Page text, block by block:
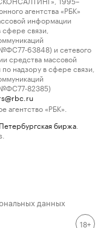
агентства «РБК»
информации
связи,
63848) и сетевого
средства массовой
надзору в сфере связи,
82385)
агентство «РБК».
биржа
данных
18+